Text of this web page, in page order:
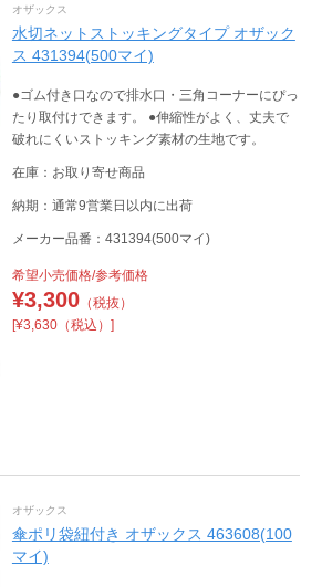
オザックス
水切ネットストッキングタイプ オザック
ス 431394(500マイ)
●ゴム付き口なので排水口・三角コーナーにぴっ
たり取付けできます。 ●伸縮性がよく、丈夫で
破れにくいストッキング素材の生地です。
在庫：お取り寄せ商品
納期：通常9営業日以内に出荷
メーカー品番：431394(500マイ)
希望小売価格/参考価格
¥3,300（税抜）
[¥3,630（税込）]
オザックス
傘ポリ袋紐付き オザックス 463608(100
マイ)